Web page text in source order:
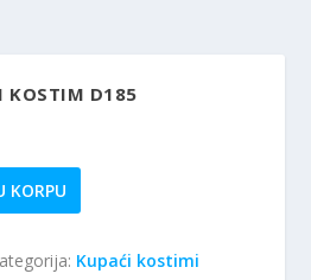
KOSTIM D185
KORPU
Kupaći kostimi